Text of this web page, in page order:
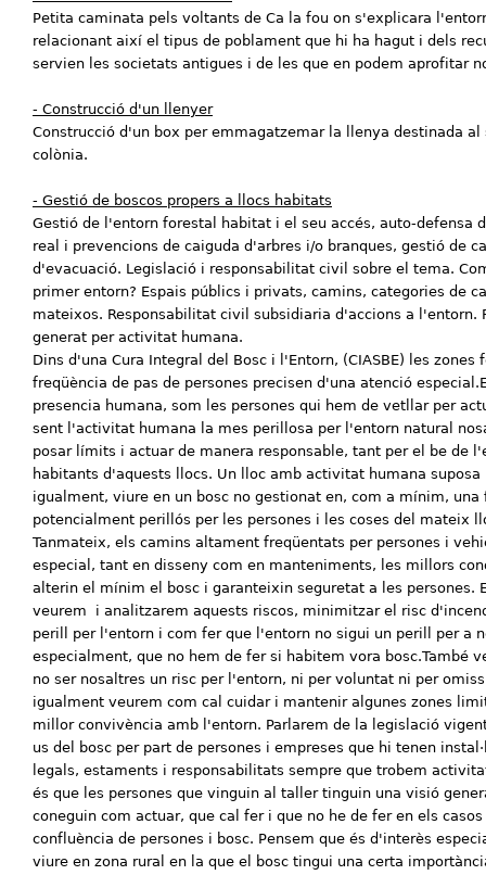
Petita caminata pels voltants de Ca la fou on s'explicara
relacionant així el tipus de poblament que hi ha hagut i dels
servien les societats antigues i de les que en podem aprofitar
- Construcció d'un llenyer
Construcció d'un box per emmagatzemar la llenya destinada
colònia.
- Gestió de boscos propers a llocs habitats
Gestió de l'entorn forestal habitat i el seu accés, auto-defensa
real i prevencions de caiguda d'arbres i/o branques, gestió de
d'evacuació. Legislació i responsabilitat civil sobre el tema.
primer entorn? Espais públics i privats, camins, categories de
mateixos. Responsabilitat civil subsidiaria d'accions a l'entorn.
generat per activitat humana.
Dins d'una Cura Integral del Bosc i l'Entorn, (CIASBE) les
freqüència de pas de persones precisen d'una atenció
presencia humana, som les persones qui hem de vetllar per
sent l'activitat humana la mes perillosa per l'entorn natural
posar límits i actuar de manera responsable, tant per el be de
habitants d'aquests llocs. Un lloc amb activitat humana suposa
igualment, viure en un bosc no gestionat en, com a mínim,
potencialment perillós per les persones i les coses del mateix
Tanmateix, els camins altament freqüentats per persones i
especial, tant en disseny com en manteniments, les millors
alterin el mínim el bosc i garanteixin seguretat a les persones.
veurem i analitzarem aquests riscos, minimitzar el risc
perill per l'entorn i com fer que l'entorn no sigui un perill per a
especialment, que no hem de fer si habitem vora bosc.També
no ser nosaltres un risc per l'entorn, ni per voluntat ni per
igualment veurem com cal cuidar i mantenir algunes zones
millor convivència amb l'entorn. Parlarem de la legislació
us del bosc per part de persones i empreses que hi tenen
legals, estaments i responsabilitats sempre que trobem
és que les persones que vinguin al taller tinguin una visió
coneguin com actuar, que cal fer i que no he de fer en els
confluència de persones i bosc. Pensem que és d'interès
viure en zona rural en la que el bosc tingui una certa